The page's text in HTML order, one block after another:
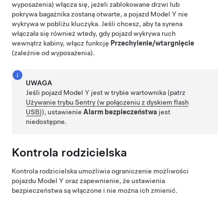
wyposażenia) włącza się, jeżeli zablokowane drzwi lub
pokrywa bagażnika zostaną otwarte, a pojazd Model Y nie
wykrywa w pobliżu kluczyka. Jeśli chcesz, aby ta syrena
włączała się również wtedy, gdy pojazd wykrywa ruch
wewnątrz kabiny, włącz funkcję Przechylenie/wtargnięcie
(zależnie od wyposażenia).
UWAGA
Jeśli pojazd Model Y jest w trybie wartownika (patrz
Używanie trybu Sentry (w połączeniu z dyskiem flash
USB)), ustawienie Alarm bezpieczeństwa jest
niedostępne.
Kontrola rodzicielska
Kontrola rodzicielska umożliwia ograniczenie możliwości
pojazdu Model Y oraz zapewnienie, że ustawienia
bezpieczeństwa są włączone i nie można ich zmienić.